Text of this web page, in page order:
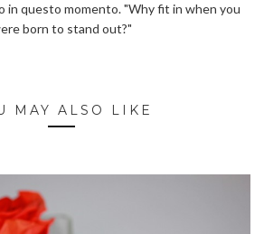
in questo momento. "Why fit in when you
born to stand out?"
MAY ALSO LIKE